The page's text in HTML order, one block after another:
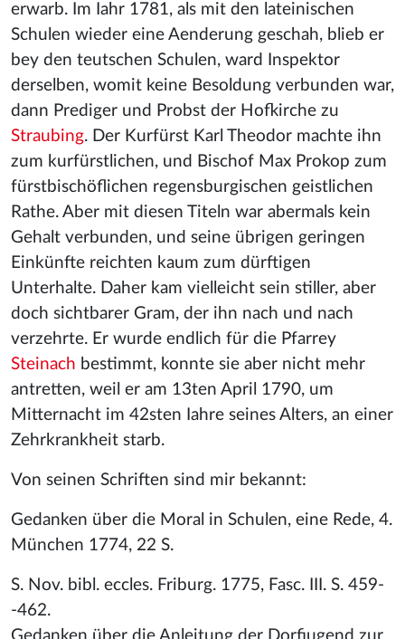
erwarb. Im Iahr 1781, als mit den lateinischen
Schulen wieder eine Aenderung geschah, blieb er
bey den teutschen Schulen, ward Inspektor
derselben, womit keine Besoldung verbunden war,
dann Prediger und Probst der Hofkirche zu
Straubing. Der Kurfürst Karl Theodor machte ihn
zum kurfürstlichen, und Bischof Max Prokop zum
fürstbischöflichen regensburgischen geistlichen
Rathe. Aber mit diesen Titeln war abermals kein
Gehalt verbunden, und seine übrigen geringen
Einkünfte reichten kaum zum dürftigen
Unterhalte. Daher kam vielleicht sein stiller, aber
doch sichtbarer Gram, der ihn nach und nach
verzehrte. Er wurde endlich für die Pfarrey
Steinach bestimmt, konnte sie aber nicht mehr
antretten, weil er am 13ten April 1790, um
Mitternacht im 42sten Iahre seines Alters, an einer
Zehrkrankheit starb.
Von seinen Schriften sind mir bekannt:
Gedanken über die Moral in Schulen, eine Rede, 4.
München 1774, 22 S.
S. Nov. bibl. eccles. Friburg. 1775, Fasc. III. S. 459-
-462.